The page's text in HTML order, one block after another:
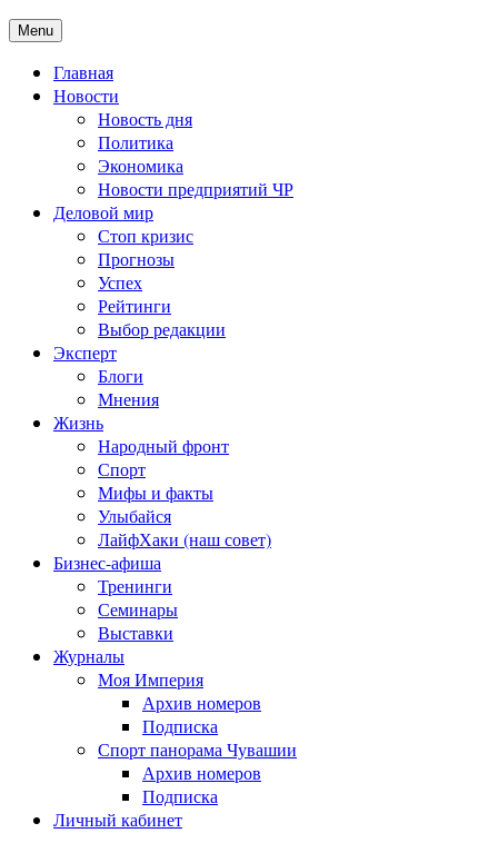
Menu
Главная
Новости
Новость дня
Политика
Экономика
Новости предприятий ЧР
Деловой мир
Стоп кризис
Прогнозы
Успех
Рейтинги
Выбор редакции
Эксперт
Блоги
Мнения
Жизнь
Народный фронт
Спорт
Мифы и факты
Улыбайся
ЛайфХаки (наш совет)
Бизнес-афиша
Тренинги
Семинары
Выставки
Журналы
Моя Империя
Архив номеров
Подписка
Спорт панорама Чувашии
Архив номеров
Подписка
Личный кабинет